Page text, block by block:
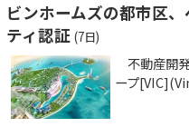
ビンホームズの都市区
ティ認証 (7日)
不動産開
ープ